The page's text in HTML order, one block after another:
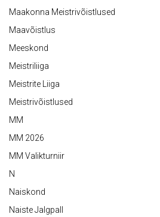
Maakonna Meistrivõistlused
Maavõistlus
Meeskond
Meistriliiga
Meistrite Liiga
Meistrivõistlused
MM
MM 2026
MM Valikturniir
N
Naiskond
Naiste Jalgpall